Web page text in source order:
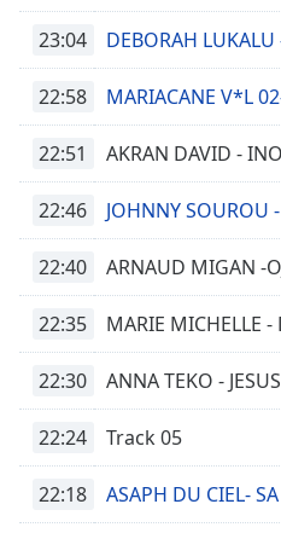
descriptions
off,
selected
subtitles
settings,
opens
subtitles
settings
dialog
subtitles
off,
selected
Track
Picture-
in-
Picture
23:04 DEBORAH
22:58 MARIACANE V*L
22:51 AKRAN DAVID -
22:46 JOHNNY SOUROU
22:40 ARNAUD MIGAN -
22:35 MARIE MICHELLE -
22:30 ANNA TEKO -
22:24 Track 05
22:18 ASAPH DU CIEL-